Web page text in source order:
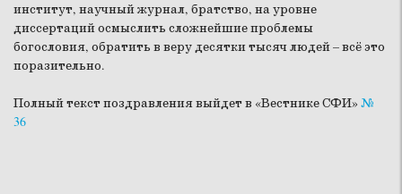
институт, научный журнал, братство, на уровне
диссертаций осмыслить сложнейшие проблемы
богословия, обратить в веру десятки тысяч людей – всё это
поразительно.
Полный текст поздравления выйдет в «Вестнике СФИ» №
36